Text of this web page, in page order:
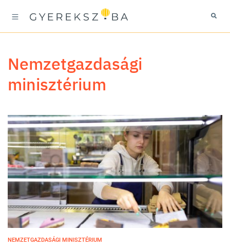
nemzetgazdasági
minisztérium
NEMZETGAZDASÁGI MINISZTÉRIUM